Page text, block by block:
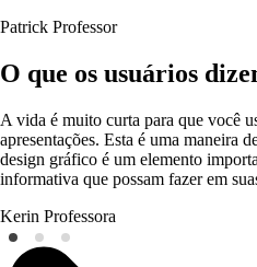
Patrick Professor
O que os usuários
A vida é muito curta para que você
apresentações. Esta é uma maneira
design gráfico é um elemento
informativa que possam fazer em
Kerin Professora